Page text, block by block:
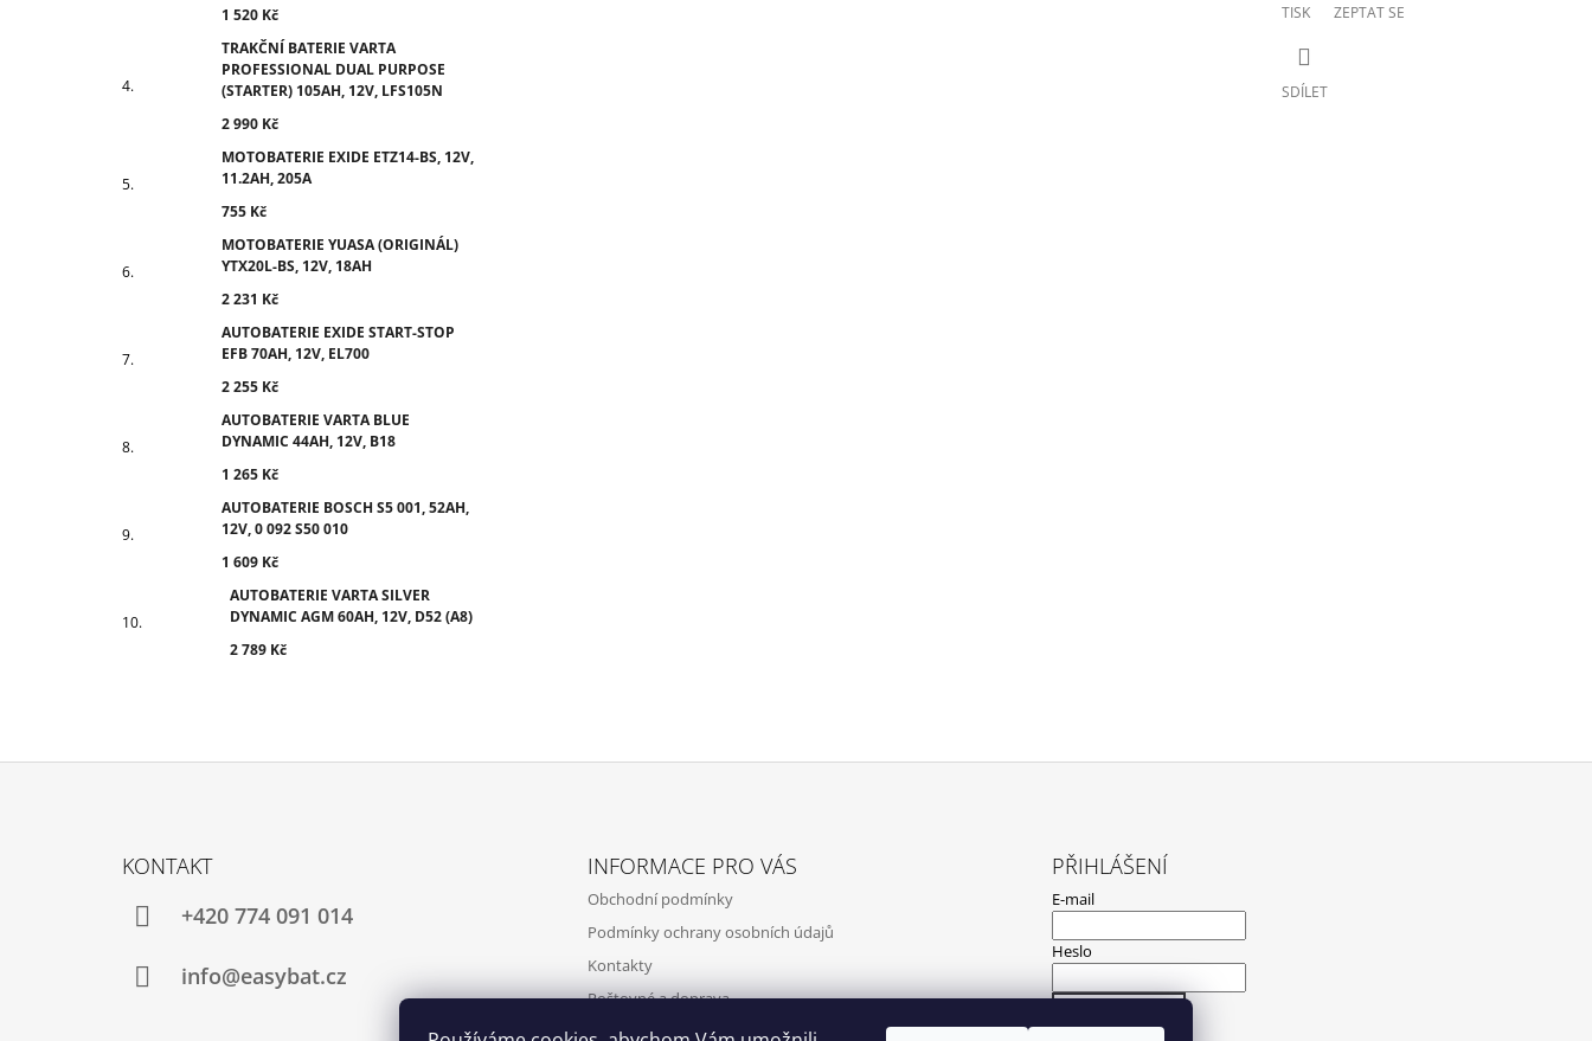
1 520 Kč
TRAKČNÍ BATERIE VARTA
PROFESSIONAL DUAL PURPOSE
(STARTER) 105AH, 12V, LFS105N
2 990 Kč
MOTOBATERIE EXIDE ETZ14-BS, 12V,
11.2AH, 205A
755 Kč
MOTOBATERIE YUASA (ORIGINÁL)
YTX20L-BS, 12V, 18AH
2 231 Kč
AUTOBATERIE EXIDE START-STOP
EFB 70AH, 12V, EL700
2 255 Kč
AUTOBATERIE VARTA BLUE
DYNAMIC 44AH, 12V, B18
1 265 Kč
AUTOBATERIE BOSCH S5 001, 52AH,
12V, 0 092 S50 010
1 609 Kč
AUTOBATERIE VARTA SILVER
DYNAMIC AGM 60AH, 12V, D52 (A8)
2 789 Kč
TISK ZEPTAT SE
SDÍLET
KONTAKT
+420 774 091 014
info@easybat.cz
INFORMACE PRO VÁS
Obchodní podmínky
Podmínky ochrany osobních údajů
Kontakty
Poštovné a doprava
Napište nám
PŘIHLÁŠENÍ
E-mail
Heslo